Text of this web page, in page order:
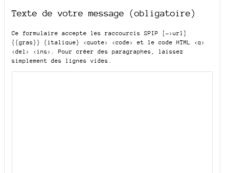
Texte de votre message (obligatoire)
Ce formulaire accepte les raccourcis SPIP
[->url]
{{gras}} {italique} <quote> <code>
et le code HTML <q>
<del> <ins>
. Pour créer des paragraphes, laissez
simplement des lignes vides.